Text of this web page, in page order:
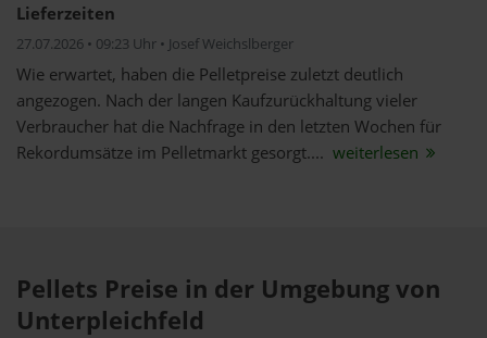
Lieferzeiten
27.07.2026 • 09:23 Uhr • Josef Weichslberger
Wie erwartet, haben die Pelletpreise zuletzt deutlich
angezogen. Nach der langen Kaufzurückhaltung vieler
Verbraucher hat die Nachfrage in den letzten Wochen für
Rekordumsätze im Pelletmarkt gesorgt.... weiterlesen
Pellets Preise in der Umgebung von
Unterpleichfeld